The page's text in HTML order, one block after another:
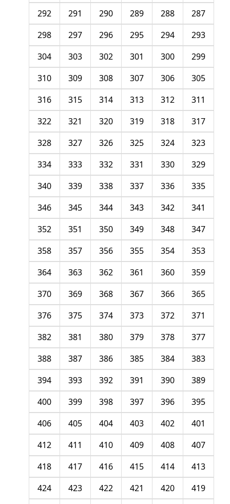
287
288
289
290
291
292
293
294
295
296
297
298
299
300
301
302
303
304
305
306
307
308
309
310
311
312
313
314
315
316
317
318
319
320
321
322
323
324
325
326
327
328
329
330
331
332
333
334
335
336
337
338
339
340
341
342
343
344
345
346
347
348
349
350
351
352
353
354
355
356
357
358
359
360
361
362
363
364
365
366
367
368
369
370
371
372
373
374
375
376
377
378
379
380
381
382
383
384
385
386
387
388
389
390
391
392
393
394
395
396
397
398
399
400
401
402
403
404
405
406
407
408
409
410
411
412
413
414
415
416
417
418
419
420
421
422
423
424